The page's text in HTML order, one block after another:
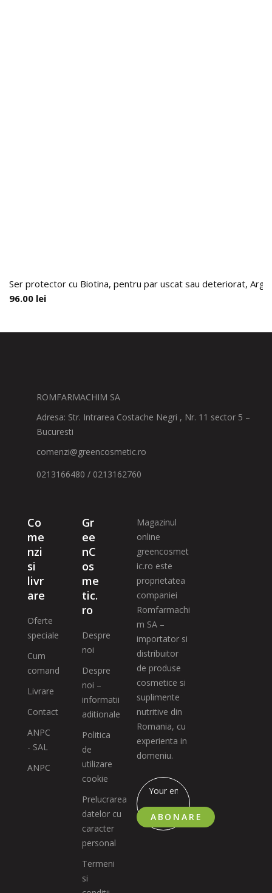
Ser protector cu Biotina, pentru par uscat sau deteriorat,
96.00 lei
ROMFARMACHIM SA
Adresa: Str. Intrarea Costache Negri , Nr. 11 sector 5 –
Bucuresti
comenzi@greencosmetic.ro
0213166480 / 0213162760
Co
me
nzi
si
livr
are
Oferte
speciale
Cum
comand
Livrare
Contact
ANPC
- SAL
ANPC
Gr
ee
nC
os
me
tic.
ro
Despre
noi
Despre
noi –
informatii
aditionale
Politica
de
utilizare
cookie
Prelucrarea
datelor cu
caracter
personal
Termeni
si
Magazinul
online
greencosmet
ic.ro este
proprietatea
companiei
Romfarmachi
m SA –
importator si
distribuitor
de produse
cosmetice si
suplimente
nutritive din
Romania, cu
experienta in
domeniu.
ABONARE